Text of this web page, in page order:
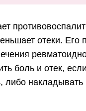
отеки. Его
боль и отек,
либо накладывать